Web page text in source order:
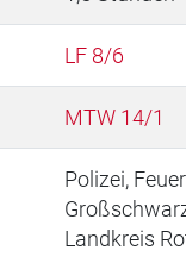
LF 8/6
MTW 14/1
Polizei,
Landkreis